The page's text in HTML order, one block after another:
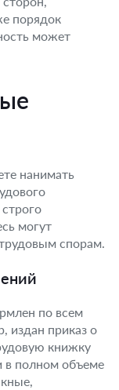
порядок
может
нанимать
могут
спорам.
по всем
издан приказ о
книжку
в полном объеме